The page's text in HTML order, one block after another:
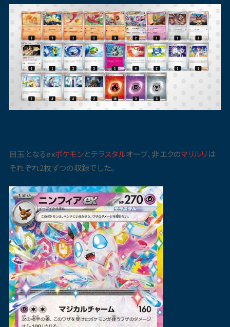
目玉となるexポケモンとテラスタルオーブ、非エクのマリルリは
それぞれ2枚ずつの収録でした。